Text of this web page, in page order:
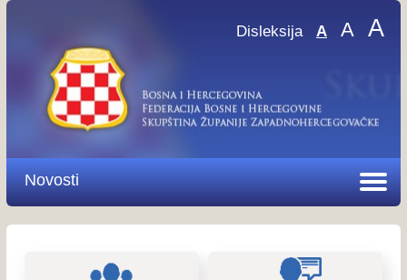
Disleksija A A A
Novosti